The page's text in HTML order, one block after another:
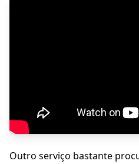
Outro serviço bastante